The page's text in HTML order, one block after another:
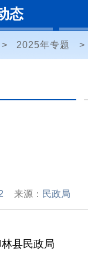
态
> 2025年专题 >
来源： 民政局
县民政局